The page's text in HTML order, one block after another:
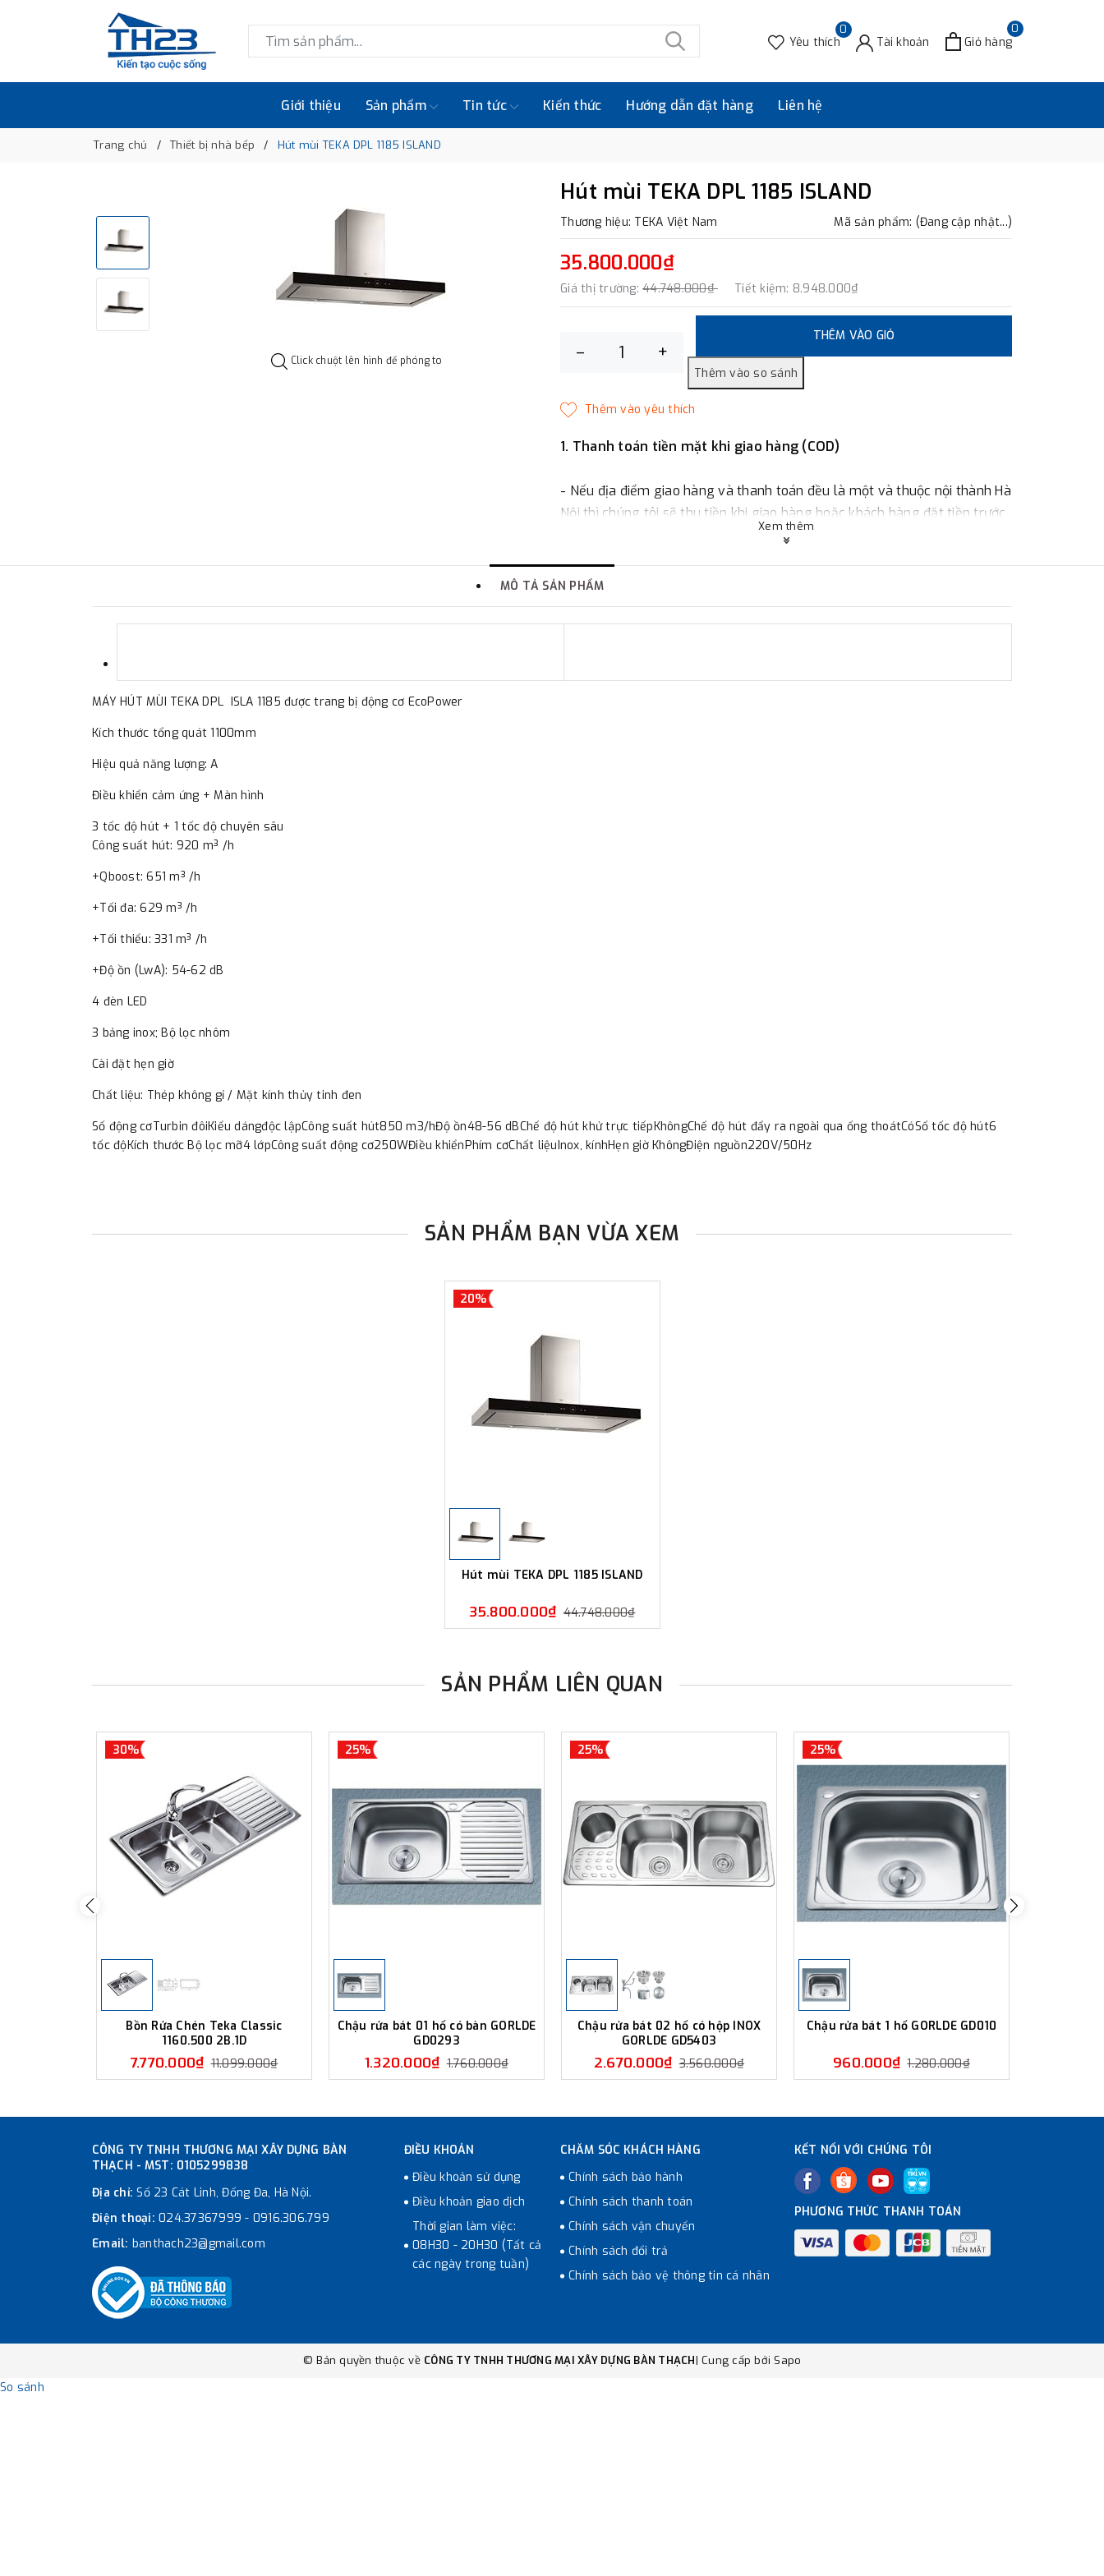
0
Yêu thích Tài khoản
0
Giỏ hàng
Giới thiệu Sản phẩm Tin tức Kiến thức Hướng dẫn đặt hàng Liên hệ
Trang chủ Thiết bị nhà bếp Hút mùi TEKA DPL 1185 ISLAND
Click chuột lên hình để phóng to
Hút mùi TEKA DPL 1185 ISLAND
Thương hiệu: TEKA Việt Nam Mã sản phẩm: (Đang cập nhật...)
35.800.000₫
Giá thị trường: 44.748.000₫ Tiết kiệm: 8.948.000₫
– +
THÊM VÀO GIỎ
1. Thanh toán tiền mặt khi giao hàng (COD)
- Nếu địa điểm giao hàng và thanh toán đều là một và thuộc nội thành Hà
Nội thì chúng tôi sẽ thu tiền khi giao hàng hoặc khách hàng đặt tiền trước
một phần giá trị đơn hàng tùy thuộc vào đơn hàng.
2. Thanh toán trực tiếp tại :
-Showroom Thanh HươngĐịa chỉ : 23 phố Cát Linh, phường Cát Linh,
Xem thêm
MÔ TẢ SẢN PHẨM
MÁY HÚT MÙI TEKA DPL ISLA 1185 được trang bị động cơ EcoPower
Kích thước tổng quát 1100mm
Hiệu quả năng lượng: A
Điều khiển cảm ứng + Màn hình
3 tốc độ hút + 1 tốc độ chuyên sâu
Công suất hút: 920 m³ /h
+Qboost: 651 m³ /h
+Tối đa: 629 m³ /h
+Tối thiểu: 331 m³ /h
+Độ ồn (LwA): 54-62 dB
4 đèn LED
3 bảng inox; Bộ lọc nhôm
Cài đặt hẹn giờ
Chất liệu: Thép không gỉ / Mặt kính thủy tinh đen
Số động cơTurbin đôiKiểu dángđộc lậpCông suất hút850 m3/hĐộ ồn48-56 dBChế độ hút khử trực tiếpKhôngChế độ hút đẩy ra ngoài qua ống thoátCóSố tốc độ hút6
tốc độKích thước Bộ lọc mỡ4 lớpCông suất động cơ250WĐiều khiểnPhím cơChất liệuInox, kínhHẹn giờ KhôngĐiện nguồn220V/50Hz
SẢN PHẨM BẠN VỪA XEM
20%
Hút mùi TEKA DPL 1185 ISLAND
35.800.000₫ 44.748.000₫
SẢN PHẨM LIÊN QUAN
30%
Bồn Rửa Chén Teka Classic
1160.500 2B.1D
7.770.000₫ 11.099.000₫
25%
Chậu rửa bát 01 hố có bàn GORLDE
GD0293
1.320.000₫ 1.760.000₫
25%
Chậu rửa bát 02 hố có hộp INOX
GORLDE GD5403
2.670.000₫ 3.560.000₫
25%
Chậu rửa bát 1 hố GORLDE GD010
960.000₫ 1.280.000₫
CÔNG TY TNHH THƯƠNG MẠI XÂY DỰNG BÀN
THẠCH - MST: 0105299838
Địa chỉ:Số 23 Cát Linh, Đống Đa, Hà Nội.
Điện thoại: 024.37367999 - 0916.306.799
Email: banthach23@gmail.com
ĐIỀU KHOẢN
Điều khoản sử dụng
Điều khoản giao dịch
Thời gian làm việc:
08H30 - 20H30 (Tất cả
các ngày trong tuần)
CHĂM SÓC KHÁCH HÀNG
Chính sách bảo hành
Chính sách thanh toán
Chính sách vận chuyển
Chính sách đổi trả
Chính sách bảo vệ thông tin cá nhân
KẾT NỐI VỚI CHÚNG TÔI
PHƯƠNG THỨC THANH TOÁN
© Bản quyền thuộc về CÔNG TY TNHH THƯƠNG MẠI XÂY DỰNG BÀN THẠCH| Cung cấp bởi Sapo
So sánh